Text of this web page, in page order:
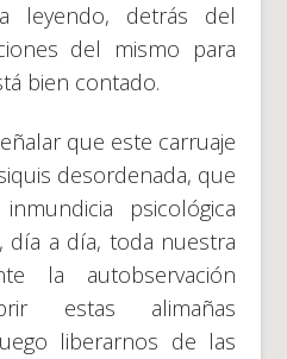
leyendo, detrás del
del mismo para
bien contado.
que este carruaje
desordenada, que
psicológica
día a día, toda nuestra
la autobservación
estas alimañas
liberarnos de las